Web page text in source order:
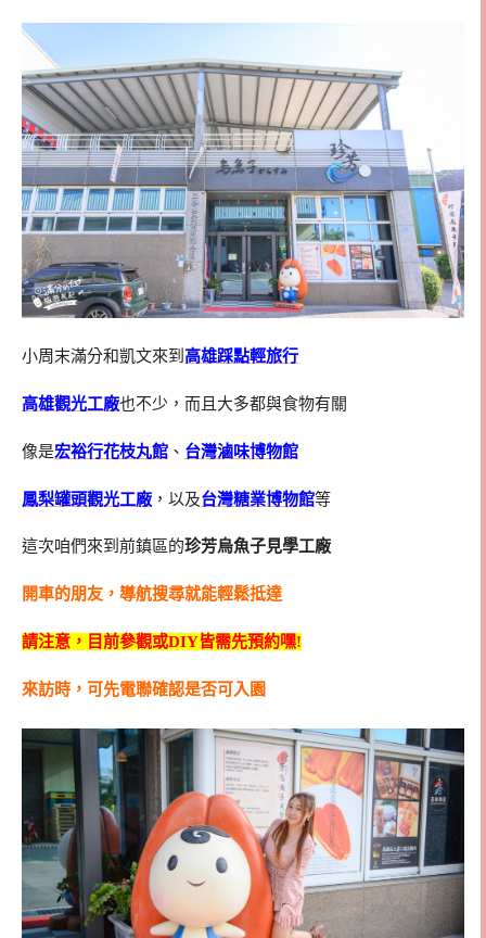
小周末滿分和凱文來到 高雄踩點輕旅行
高雄觀光工廠也不少，而且大多都與食物有關
像是宏裕行花枝丸館 、 台灣滷味博物館
鳳梨罐頭觀光工廠 ，以及台灣糖業博物館等
這次咱們來到前鎮區的珍芳烏魚子見學工廠
開車的朋友，導航搜尋就能輕鬆抵達
請注意，目前參觀或DIY皆需先預約嘿!
來訪時，可先電聯確認是否可入園